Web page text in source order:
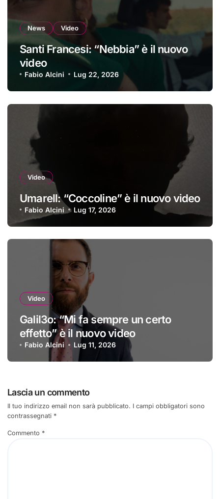
News Video
Santi Francesi: “Nebbia” è il nuovo
video
Fabio Alcini Lug 22, 2026
Video
Umarell: “Coccoline” è il nuovo video
Fabio Alcini Lug 17, 2026
Video
Galil3o: “Mi fa sempre un certo
effetto” è il nuovo video
Fabio Alcini Lug 11, 2026
Lascia un commento
Il tuo indirizzo email non sarà pubblicato. I campi obbligatori sono
contrassegnati *
Commento *